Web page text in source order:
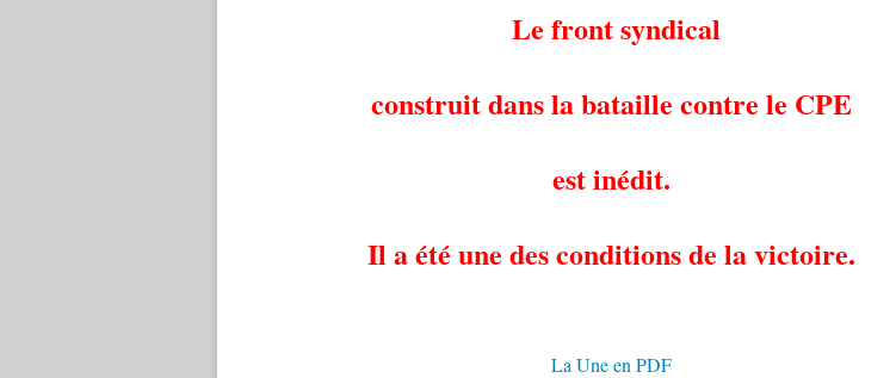
Le front syndical
construit dans la bataille contre le CPE
est inédit.
Il a été une des conditions de la victoire.
La Une en PDF